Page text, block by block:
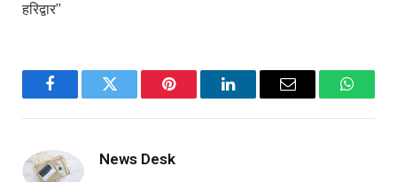
हरिद्वार”
FacebookTwitter Pinterest LinkedInEmail
News Desk